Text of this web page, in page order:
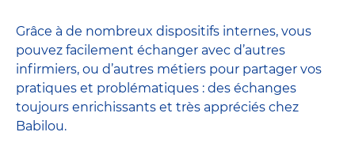
Grâce à de nombreux dispositifs internes, vous
pouvez facilement échanger avec d’autres
infirmiers, ou d’autres métiers pour partager vos
pratiques et problématiques : des échanges
toujours enrichissants et très appréciés chez
Babilou.